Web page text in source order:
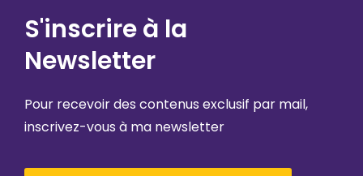
S'inscrire à la
Newsletter
Pour recevoir des contenus exclusif par mail,
inscrivez-vous à ma newsletter